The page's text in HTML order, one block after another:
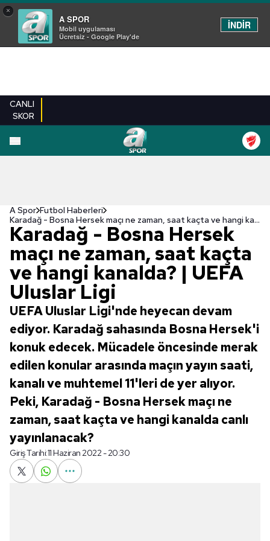
×
A SPOR
Mobil uygulaması
Ücretsiz - Google Play'de
İNDİR
CANLI
SKOR
A Spor Futbol Haberleri
Karadağ - Bosna Hersek maçı ne zaman, saat kaçta ve hangi kanalda? | UEFA Uluslar Ligi
Karadağ - Bosna Hersek
maçı ne zaman, saat kaçta
ve hangi kanalda? | UEFA
Uluslar Ligi
UEFA Uluslar Ligi'nde heyecan devam
ediyor. Karadağ sahasında Bosna Hersek'i
konuk edecek. Mücadele öncesinde merak
edilen konular arasında maçın yayın saati,
kanalı ve muhtemel 11'leri de yer alıyor.
Peki, Karadağ - Bosna Hersek maçı ne
zaman, saat kaçta ve hangi kanalda canlı
yayınlanacak?
Giriş Tarihi:11 Haziran 2022 - 20:30